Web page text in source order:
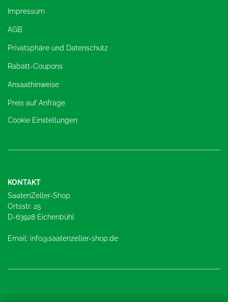
Impressum
AGB
Privatsphäre und Datenschutz
Rabatt-Coupons
Ansaathinweise
Preis auf Anfrage
Cookie Einstellungen
KONTAKT
SaatenZeller-Shop
Ortsstr. 25
D-63928 Eichenbühl
Email: info@saatenzeller-shop.de